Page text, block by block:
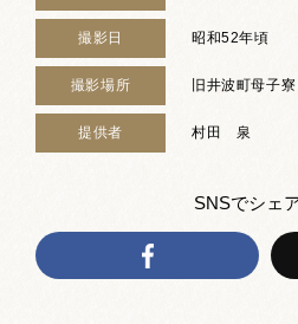
撮影日 昭和52年頃
撮影場所 旧井波町母子
提供者 村田 泉
SNSでシェ